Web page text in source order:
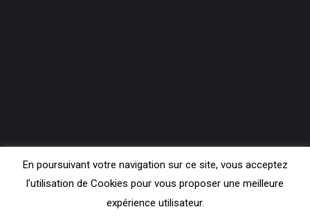
En poursuivant votre navigation sur ce site, vous acceptez
l’utilisation de Cookies pour vous proposer une meilleure
expérience utilisateur.